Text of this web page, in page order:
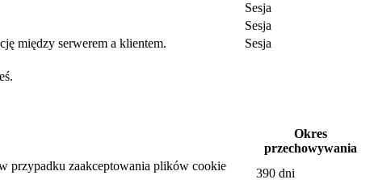
Sesja
Sesja
między serwerem a klientem.
Sesja
Okres
przechowywania
przypadku zaakceptowania plików cookie
390 dni